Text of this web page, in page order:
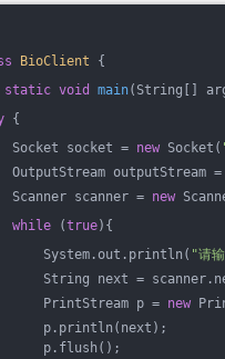
BioClient
{
static void main(String[]
{
socket = new Socket(
outputStream =
scanner = new
while (true){
"请
next =
p = new